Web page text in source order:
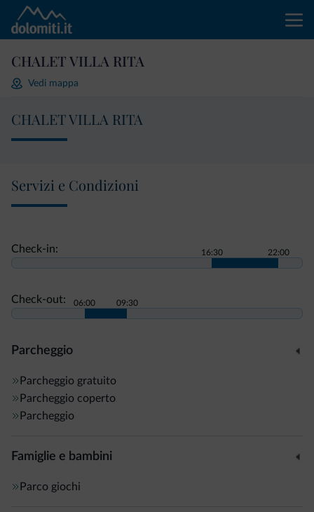
CHALET VILLA RITA
Vedi mappa
CHALET VILLA RITA
Servizi e Condizioni
Check-in: 16:30 22:00
Check-out: 06:00 09:30
Parcheggio
Parcheggio gratuito
Parcheggio coperto
Parcheggio
Famiglie e bambini
Parco giochi